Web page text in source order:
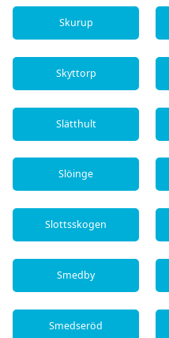
Skurup
Skyttorp
Slätthult
Slöinge
Slottsskogen
Smedby
Smedseröd